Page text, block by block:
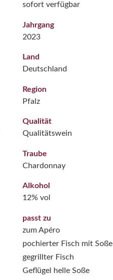
sofort verfügbar
Jahrgang
2023
Land
Deutschland
Region
Pfalz
Qualität
Qualitätswein
Traube
Chardonnay
Alkohol
12% vol
passt zu
zum Apéro
pochierter Fisch mit Soße
gegrillter Fisch
Geflügel helle Soße